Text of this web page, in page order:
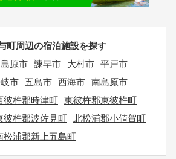
町周辺の宿泊施設を探す
島原市 諫早市 大村市 平戸市
市 五島市 西海市 南島原市
彼杵郡時津町 東彼杵郡東彼杵町
彼杵郡波佐見町 北松浦郡小値賀町
松浦郡新上五島町